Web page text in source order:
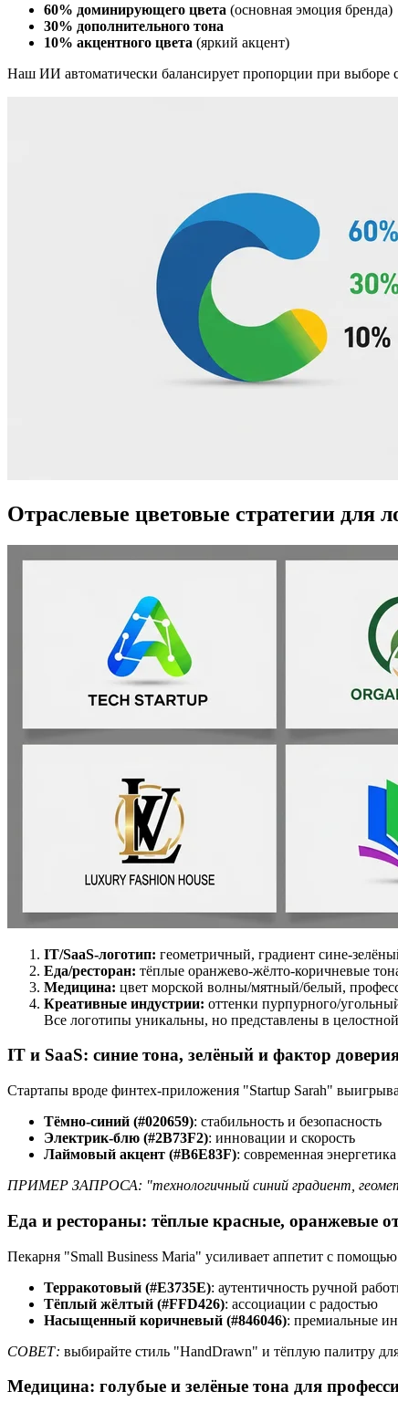
60% доминирующего цвета (основная эмоция бренда)
30% дополнительного тона
10% акцентного цвета (яркий акцент)
Наш ИИ автоматически балансирует пропорции при выборе
Отраслевые цветовые стратегии для
IT/SaaS-логотип: геометричный, градиент сине-
Еда/ресторан: тёплые оранжево-жёлто-коричневые
Медицина: цвет морской волны/мятный/белый,
Креативные индустрии: оттенки пурпурного/
Все логотипы уникальны, но представлены в
IT и SaaS: синие тона, зелёный и фактор
Стартапы вроде финтех-приложения "Startup Sarah"
Тёмно-синий (#020659): стабильность и безопасность
Электрик-блю (#2B73F2): инновации и скорость
Лаймовый акцент (#B6E83F): современная энергетика
ПРИМЕР ЗАПРОСА: "технологичный синий градиент,
Еда и рестораны: тёплые красные, оранжевые
Пекарня "Small Business Maria" усиливает аппетит с
Терракотовый (#E3735E): аутентичность ручной
Тёплый жёлтый (#FFD426): ассоциации с радостью
Насыщенный коричневый (#846046): премиальные
СОВЕТ: выбирайте стиль "HandDrawn" и тёплую палитру
Медицина: голубые и зелёные тона для